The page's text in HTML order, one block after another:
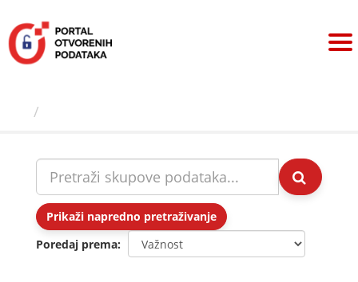
sadržaj
Prikaži napredno pretraživanje
Poredaj prema